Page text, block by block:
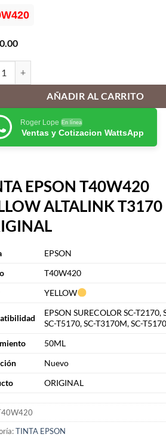
AÑADIR AL CARRITO
Roger Lope En línea
Ventas y Cotizacion WattsApp
EPSON T40W420
ALTALINK T3170
EPSON
T40W420
YELLOW
EPSON SURECOLOR SC-T2170,
SC-T5170, SC-T3170M, SC-
50ML
Nuevo
ORIGINAL
TINTA EPSON